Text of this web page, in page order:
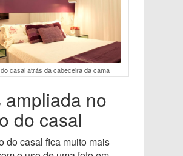
casal atrás da cabeceira da cama
ampliada no
do casal
do casal fica muito mais